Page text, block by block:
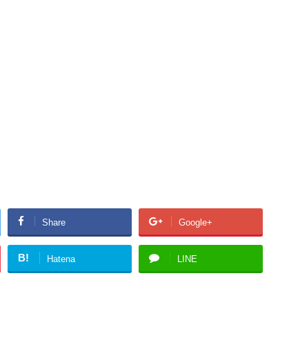
Share Google+
B! Hatena LINE